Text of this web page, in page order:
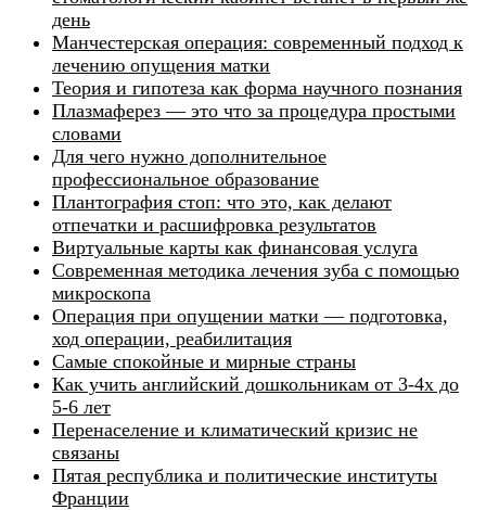
день
Манчестерская операция: современный подход к
лечению опущения матки
Теория и гипотеза как форма научного познания
Плазмаферез — это что за процедура простыми
словами
Для чего нужно дополнительное
профессиональное образование
Плантография стоп: что это, как делают
отпечатки и расшифровка результатов
Виртуальные карты как финансовая услуга
Современная методика лечения зуба с помощью
микроскопа
Операция при опущении матки — подготовка,
ход операции, реабилитация
Самые спокойные и мирные страны
Как учить английский дошкольникам от 3-4х до
5-6 лет
Перенаселение и климатический кризис не
связаны
Пятая республика и политические институты
Франции